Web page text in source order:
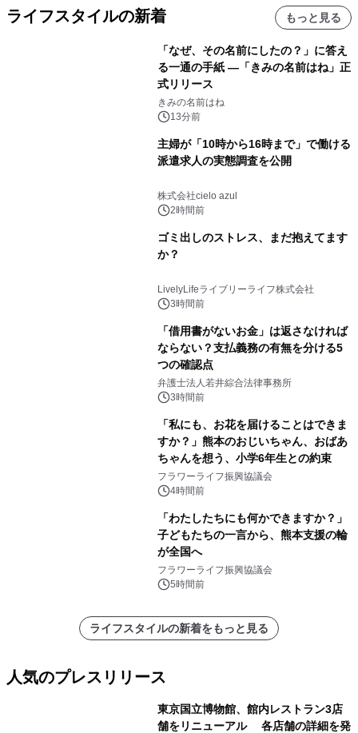
ライフスタイルの新着 もっと見る
「なぜ、その名前にしたの？」に答え
る一通の手紙 ―「きみの名前はね」正
式リリース
きみの名前はね
13分前
主婦が「10時から16時まで」で働ける
派遣求人の実態調査を公開
株式会社cielo azul
2時間前
ゴミ出しのストレス、まだ抱えてます
か？
LivelyLifeライブリーライフ株式会社
3時間前
「借用書がないお金」は返さなければ
ならない？支払義務の有無を分ける5
つの確認点
弁護士法人若井綜合法律事務所
3時間前
「私にも、お花を届けることはできま
すか？」熊本のおじいちゃん、おばあ
ちゃんを想う、小学6年生との約束
フラワーライフ振興協議会
4時間前
「わたしたちにも何かできますか？」
子どもたちの一言から、熊本支援の輪
が全国へ
フラワーライフ振興協議会
5時間前
ライフスタイルの新着をもっと見る
人気のプレスリリース
東京国立博物館、館内レストラン3店
舗をリニューアル 各店舗の詳細を発